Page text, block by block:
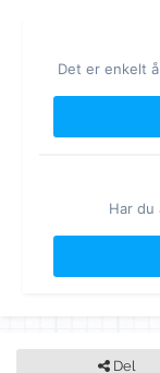
Det er enkelt
Har du
Del